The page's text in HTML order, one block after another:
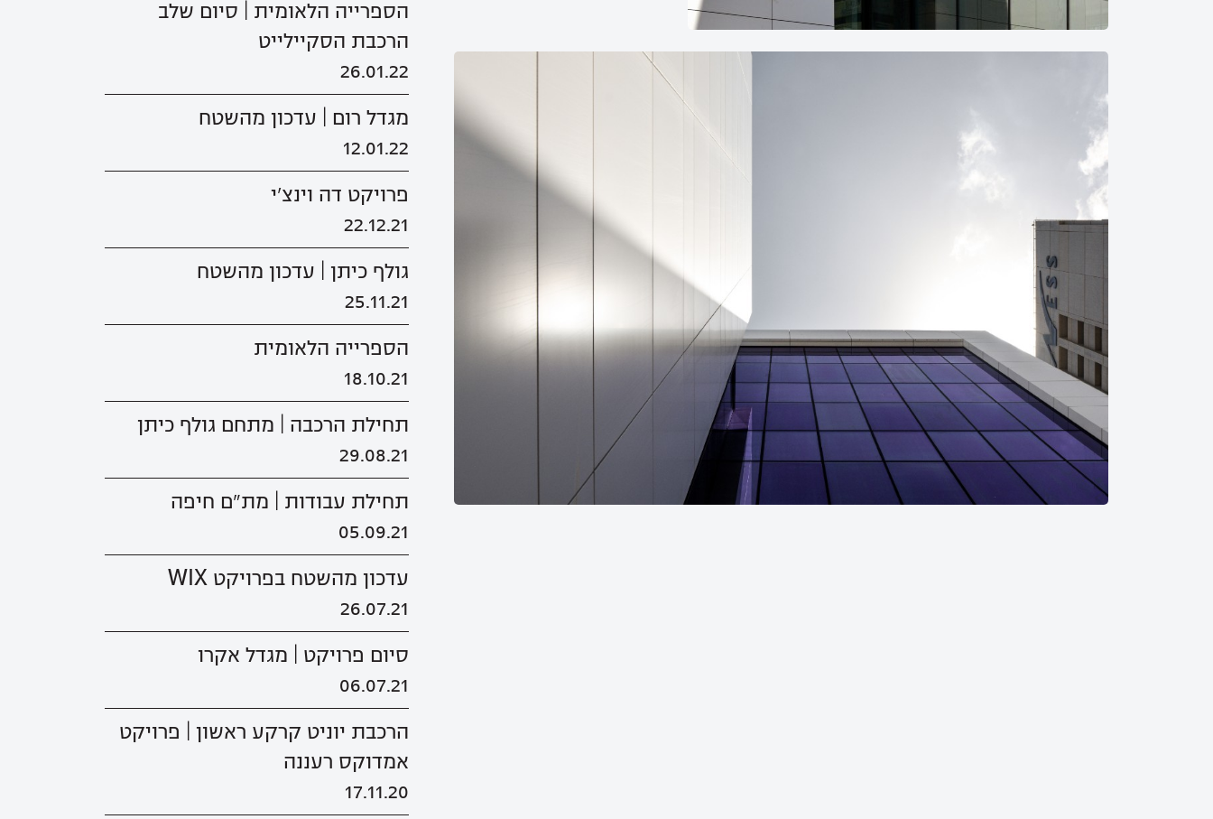
הספרייה הלאומית | סיום שלב
הרכבת הסקיילייט
26.01.22
מגדל רום | עדכון מהשטח
12.01.22
פרויקט דה וינצ'י
22.12.21
גולף כיתן | עדכון מהשטח
25.11.21
הספרייה הלאומית
18.10.21
תחילת הרכבה | מתחם גולף כיתן
29.08.21
תחילת עבודות | מת"ם חיפה
05.09.21
עדכון מהשטח בפרויקט WIX
26.07.21
סיום פרויקט | מגדל אקרו
06.07.21
הרכבת יוניט קרקע ראשון | פרויקט
אמדוקס רעננה
17.11.20